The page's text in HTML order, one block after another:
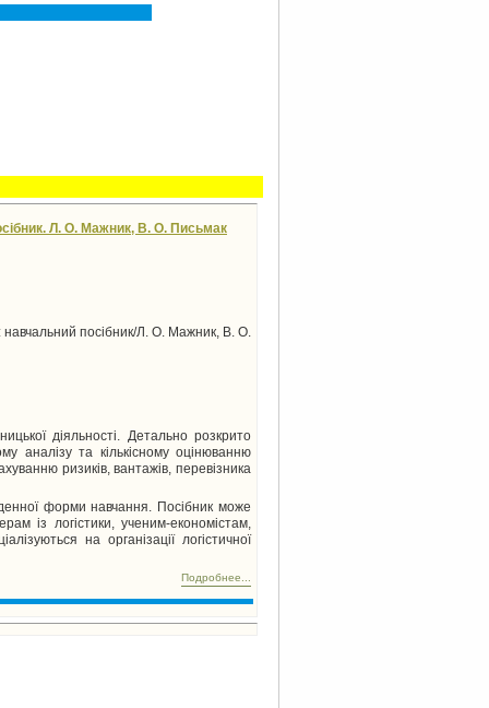
Л. О. Мажник, В. О. Письмак
навчальний посібник/Л. О. Мажник, В. О.
діяльності. Детально розкрито
аналізу та кількісному оцінюванню
ризиків, вантажів, перевізника
форми навчання. Посібник може
із логістики, ученим-економістам,
на організації логістичної
Подробнее...